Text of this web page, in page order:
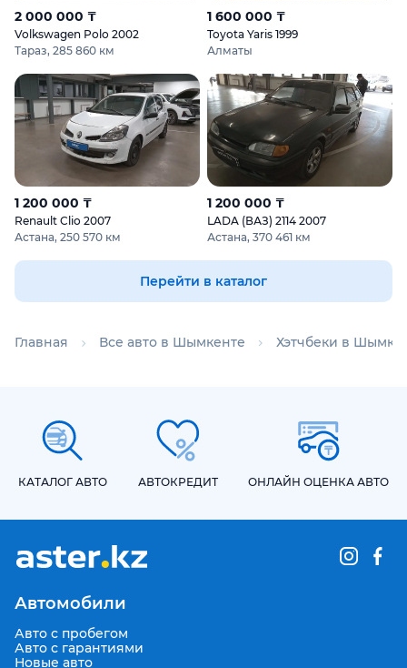
2 000 000 ₸
Volkswagen Polo 2002
Тараз, 285 860 км
1 600 000 ₸
Toyota Yaris 1999
Алматы
1 200 000 ₸
Renault Clio 2007
Астана, 250 570 км
1 200 000 ₸
LADA (ВАЗ) 2114 2007
Астана, 370 461 км
Перейти в каталог
Главная Все авто в Шымкенте Хэтчбеки в
КАТАЛОГ АВТО АВТОКРЕДИТ ОНЛАЙН ОЦЕНКА АВТО
Автомобили
Авто с пробегом
Авто с гарантиями
Новые авто